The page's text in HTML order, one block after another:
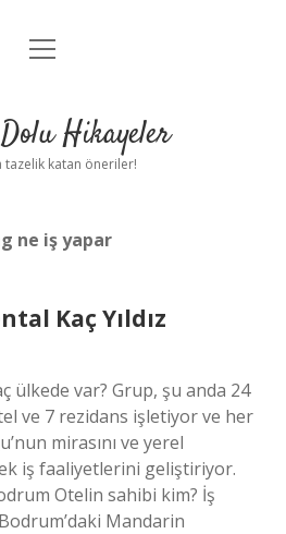
Anasayfa
Uyarı
menüyü
Hikayeler
tazelik katan öneriler!
ne iş yapar
Kaç Yıldız
ülkede var? Grup, şu anda 24
ve 7 rezidans işletiyor ve her
mirasını ve yerel
iş faaliyetlerini geliştiriyor.
Otelin sahibi kim? İş
Mandarin